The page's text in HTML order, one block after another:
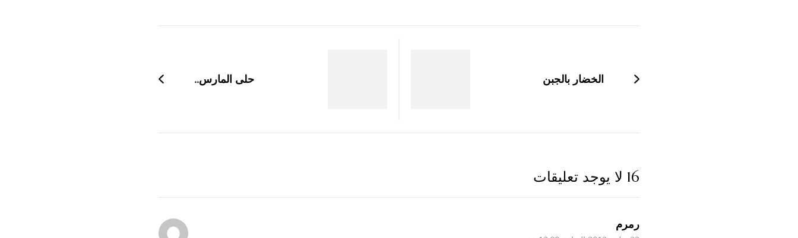
التدوينات
حلى المارس.. الخضار بالجبن
16 لا يوجد تعليقات
رمرم